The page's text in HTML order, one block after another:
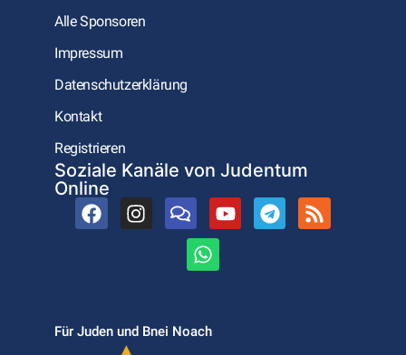
Alle Sponsoren
Impressum
Datenschutzerklärung
Kontakt
Registrieren
Soziale Kanäle von Judentum
Online
Für Juden und Bnei Noach